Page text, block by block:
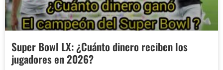
Super Bowl LX: ¿Cuánto dinero reciben los
jugadores en 2026?